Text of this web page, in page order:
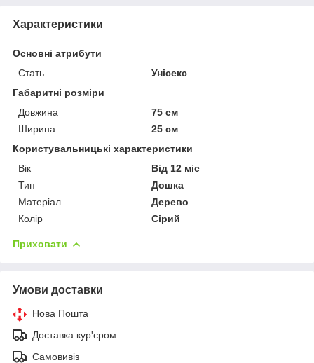
Характеристики
Основні атрибути
Стать
Унісекс
Габаритні розміри
Довжина
75 см
Ширина
25 см
Користувальницькі характеристики
Вік
Від 12 міс
Тип
Дошка
Матеріал
Дерево
Колір
Сірий
Приховати
Умови доставки
Нова Пошта
Доставка кур'єром
Самовивіз